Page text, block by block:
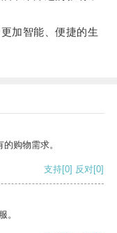
加智能、便捷的生
购物需求。
支持[0] 反对[0]
。